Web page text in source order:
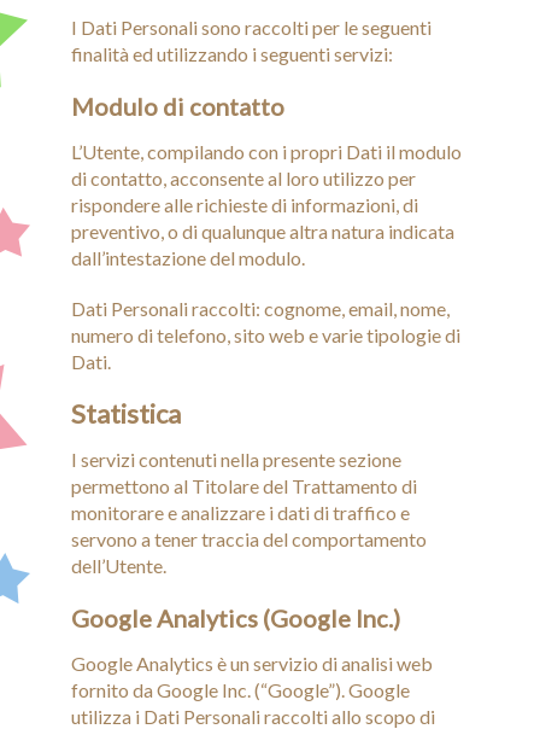
I Dati Personali sono raccolti per le seguenti
finalità ed utilizzando i seguenti servizi:
Modulo di contatto
L’Utente, compilando con i propri Dati il modulo
di contatto, acconsente al loro utilizzo per
rispondere alle richieste di informazioni, di
preventivo, o di qualunque altra natura indicata
dall’intestazione del modulo.
Dati Personali raccolti: cognome, email, nome,
numero di telefono, sito web e varie tipologie di
Dati.
Statistica
I servizi contenuti nella presente sezione
permettono al Titolare del Trattamento di
monitorare e analizzare i dati di traffico e
servono a tener traccia del comportamento
dell’Utente.
Google Analytics (Google Inc.)
Google Analytics è un servizio di analisi web
fornito da Google Inc. (“Google”). Google
utilizza i Dati Personali raccolti allo scopo di